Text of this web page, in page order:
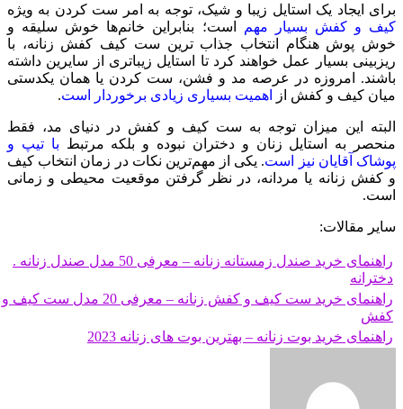
برای ایجاد یک استایل زیبا و شیک، توجه به امر ست کردن به ویژه
کیف و کفش بسیار مهم است؛ بنابراین خانم‌ها خوش سلیقه و
خوش پوش هنگام انتخاب جذاب‌ ترین ست کیف کفش زنانه، با
ریزبینی بسیار عمل خواهند کرد تا استایل زیبا‌تری از سایرین داشته
باشند. امروزه در عرصه مد و فشن، ست کردن یا همان یکدستی
میان کیف و کفش از
اهمیت بسیاری زیادی برخوردار است.
البته این میزان توجه به ست کیف و کفش در دنیای مد، فقط
منحصر به استایل زنان و دختران نبوده و بلکه مرتبط با تیپ و
پوشاک آقایان نیز است. یکی از مهم‌ترین نکات در زمان انتخاب کیف
و کفش زنانه یا مردانه، در نظر گرفتن موقعیت محیطی و زمانی
است.
سایر مقالات:
راهنمای خرید صندل زمستانه زنانه – معرفی 50 مدل صندل زنانه .
دخترانه
راهنمای خرید ست کیف و کفش زنانه – معرفی 20 مدل ست کیف و
کفش
راهنمای خرید بوت زنانه – بهترین بوت های زنانه 2023